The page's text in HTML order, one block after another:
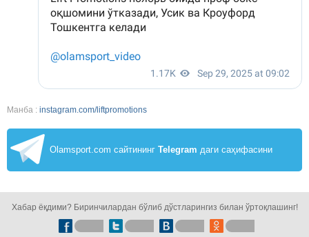
Манба : instagram.com/liftpromotions
Olamsport.com сайтининг Telegram даги саҳифасини
Хабар ёқдими? Биринчилардан бўлиб дўстларингиз билан ўртоқлашинг!